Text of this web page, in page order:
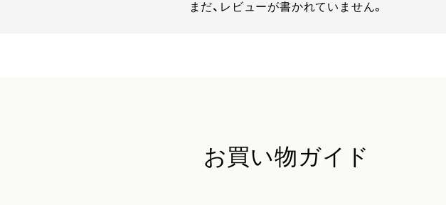
まだ、レビューが書かれていません。
お買い物ガイド